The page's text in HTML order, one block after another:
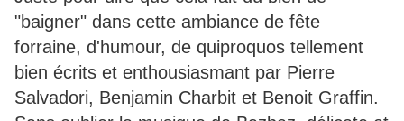
"baigner" dans cette ambiance de fête
forraine, d'humour, de quiproquos tellement
bien écrits et enthousiasmant par Pierre
Salvadori, Benjamin Charbit et Benoit Graffin.